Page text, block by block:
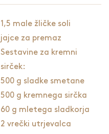
1,5 male žličke soli
jajce za premaz
Sestavine za kremni
sirček:
500 g sladke smetane
500 g kremnega sirčka
60 g mletega sladkorja
2 vrečki utrjevalca